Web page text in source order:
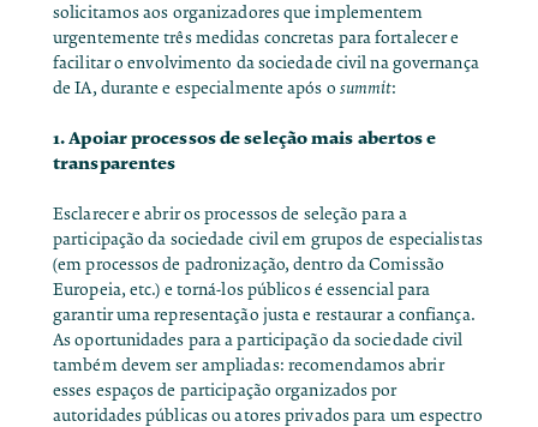
solicitamos aos organizadores que implementem
urgentemente três medidas concretas para fortalecer e
facilitar o envolvimento da sociedade civil na governança
de IA, durante e especialmente após o summit:
1. Apoiar processos de seleção mais abertos e
transparentes
Esclarecer e abrir os processos de seleção para a
participação da sociedade civil em grupos de especialistas
(em processos de padronização, dentro da Comissão
Europeia, etc.) e torná-los públicos é essencial para
garantir uma representação justa e restaurar a confiança.
As oportunidades para a participação da sociedade civil
também devem ser ampliadas: recomendamos abrir
esses espaços de participação organizados por
autoridades públicas ou atores privados para um espectro